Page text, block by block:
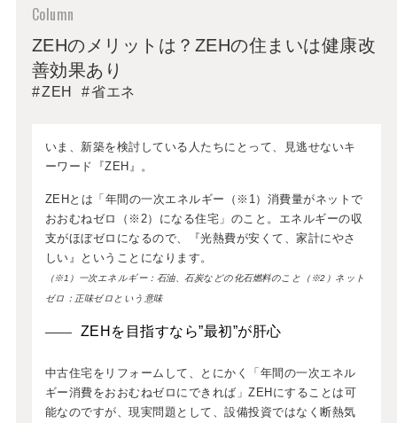
ZEHのメリットは？ZEHの住まいは健康改
善効果あり
ZEH 省エネ
いま、新築を検討している人たちにとって、見逃せないキ
ーワード『ZEH』。
ZEHとは「年間の一次エネルギー（※1）消費量がネットで
おおむねゼロ（※2）になる住宅」のこと。エネルギーの収
支がほぼゼロになるので、『光熱費が安くて、家計にやさ
しい』ということになります。
（※1）一次エネルギー：石油、石炭などの化石燃料のこと（※2）ネット
ゼロ：正味ゼロという意味
ZEHを目指すなら”最初”が肝心
中古住宅をリフォームして、とにかく「年間の一次エネル
ギー消費をおおむねゼロにできれば」ZEHにすることは可
能なのですが、現実問題として、設備投資ではなく断熱気